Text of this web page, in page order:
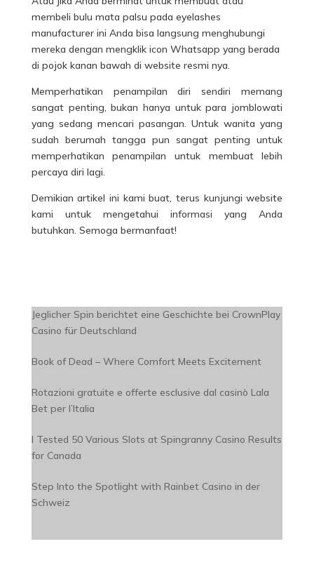
membeli bulu mata palsu pada eyelashes
manufacturer ini Anda bisa langsung menghubungi
mereka dengan mengklik icon Whatsapp yang berada
di pojok kanan bawah di website resmi nya.
Memperhatikan penampilan diri sendiri memang
sangat penting, bukan hanya untuk para jomblowati
yang sedang mencari pasangan. Untuk wanita yang
sudah berumah tangga pun sangat penting untuk
memperhatikan penampilan untuk membuat lebih
percaya diri lagi.
Demikian artikel ini kami buat, terus kunjungi website
kami untuk mengetahui informasi yang Anda
butuhkan. Semoga bermanfaat!
Jeglicher Spin berichtet eine Geschichte bei CrownPlay
Casino für Deutschland
Book of Dead – Where Comfort Meets Excitement
Rotazioni gratuite e offerte esclusive dal casinò Lala
Bet per l’Italia
I Tested 50 Various Slots at Spingranny Casino Results
for Canada
Step Into the Spotlight with Rainbet Casino in der
Schweiz